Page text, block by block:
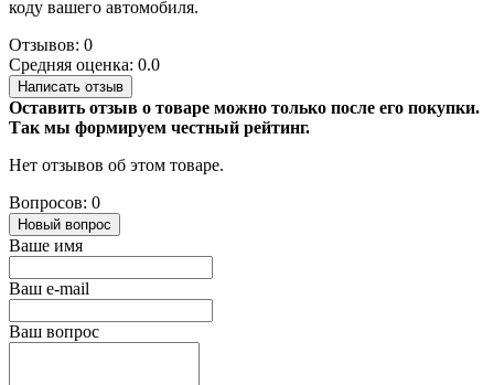
коду вашего автомобиля.
Отзывов: 0
Средняя оценка: 0.0
Написать отзыв
Оставить отзыв о товаре можно только после его покупки.
Так мы формируем честный рейтинг.
Нет отзывов об этом товаре.
Вопросов: 0
Новый вопрос
Ваше имя
Ваш e-mail
Ваш вопрос